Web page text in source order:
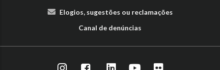
Elogios, sugestões ou reclamações
Canal de denúncias